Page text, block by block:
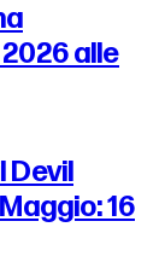
alle
Devil
16